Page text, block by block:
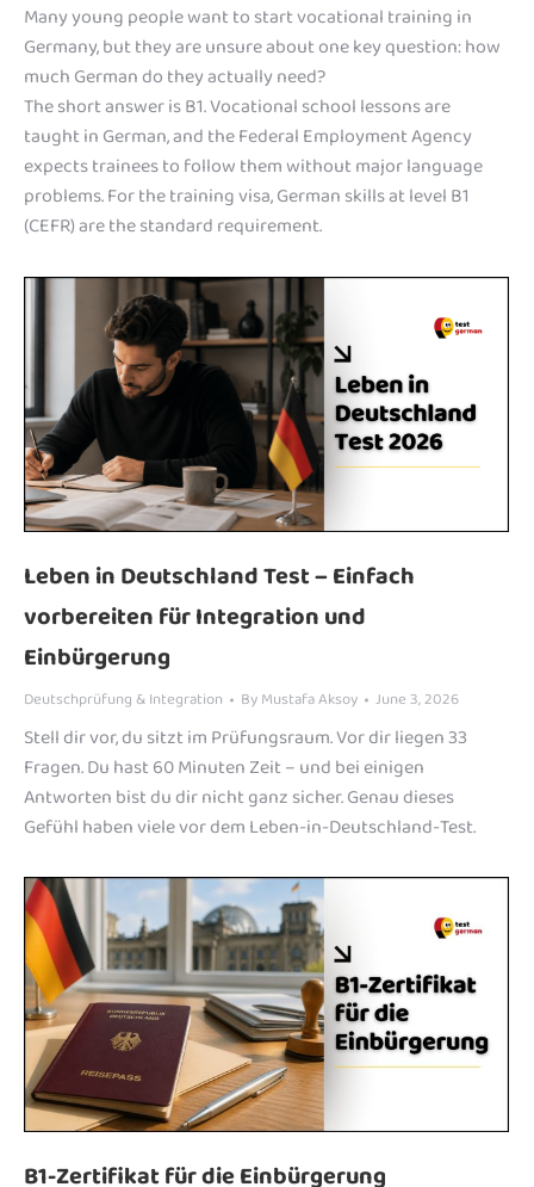
Many young people want to start vocational training in
Germany, but they are unsure about one key question: how
much German do they actually need?
The short answer is B1. Vocational school lessons are
taught in German, and the Federal Employment Agency
expects trainees to follow them without major language
problems. For the training visa, German skills at level B1
(CEFR) are the standard requirement.
Leben in Deutschland Test – Einfach
vorbereiten für Integration und
Einbürgerung
Deutschprüfung & Integration ByMustafa Aksoy June 3, 2026
Stell dir vor, du sitzt im Prüfungsraum. Vor dir liegen 33
Fragen. Du hast 60 Minuten Zeit – und bei einigen
Antworten bist du dir nicht ganz sicher. Genau dieses
Gefühl haben viele vor dem Leben-in-Deutschland-Test.
B1-Zertifikat für die Einbürgerung